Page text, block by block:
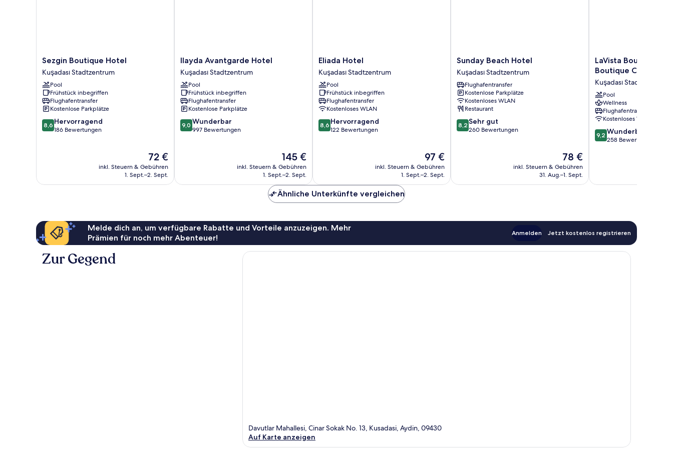
Sezgin
Boutique
Hotel
Kuşadası
Stadtzentrum
Sezgin Boutique Hotel
Kuşadası Stadtzentrum
Pool
Frühstück inbegriffen
Flughafentransfer
Kostenlose Parkplätze
8.6
von
8,6 Hervorragend
186 Bewertungen
Der
Preis
beträgt
72 €
inkl. Steuern & Gebühren
1. Sept.–2. Sept.
Ilayda
Avantgarde
Hotel
Kuşadası
Stadtzentrum
Ilayda Avantgarde Hotel
Kuşadası Stadtzentrum
Pool
Frühstück inbegriffen
Flughafentransfer
Kostenlose Parkplätze
9.0
von
9,0 Wunderbar
997 Bewertungen
Der
Preis
beträgt
145 €
inkl. Steuern & Gebühren
1. Sept.–2. Sept.
Eliada
Hotel
Kuşadası
Stadtzentrum
Eliada Hotel
Kuşadası Stadtzentrum
Pool
Frühstück inbegriffen
Flughafentransfer
Kostenloses WLAN
8.6
von
8,6 Hervorragend
122 Bewertungen
Der
Preis
beträgt
97 €
inkl. Steuern & Gebühren
1. Sept.–2. Sept.
Sunday
Beach
Hotel
Kuşadası
Stadtzentrum
Sunday Beach Hotel
Kuşadası Stadtzentrum
Flughafentransfer
Kostenlose Parkplätze
Kostenloses WLAN
Restaurant
8.2
von
8,2 Sehr gut
260 Bewertungen
Der
Preis
beträgt
78 €
inkl. Steuern & Gebühren
31. Aug.–1. Sept.
LaVista
Boutique
&
Spa
-
Boutique
Class
Kuşadası
Stadtzentrum
LaVista Boutique
Boutique Class
Kuşadası Stadtzentrum
Pool
Wellness
Flughafentransfer
Kostenloses WLAN
9.2
von
9,2 Wunderbar
258 Bewertungen
Ähnliche Unterkünfte vergleichen
Melde dich an, um verfügbare Rabatte und Vorteile anzuzeigen. Mehr
Prämien für noch mehr Abenteuer!
Anmelden Jetzt kostenlos registrieren
Zur Gegend
Davutlar Mahallesi, Cinar Sokak No. 13, Kusadasi, Aydin, 09430
Auf Karte anzeigen